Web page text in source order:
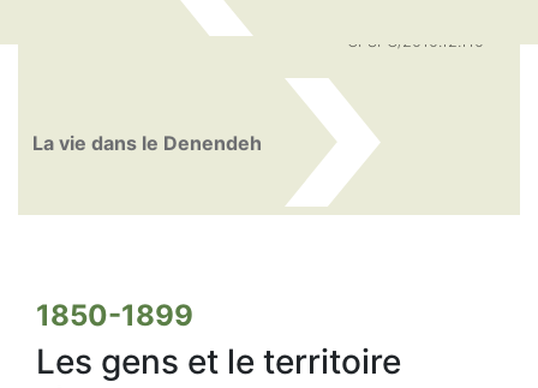
La vie dans le Denendeh
CPSPG/2010.12.110
1850-1899
Les gens et le territoire